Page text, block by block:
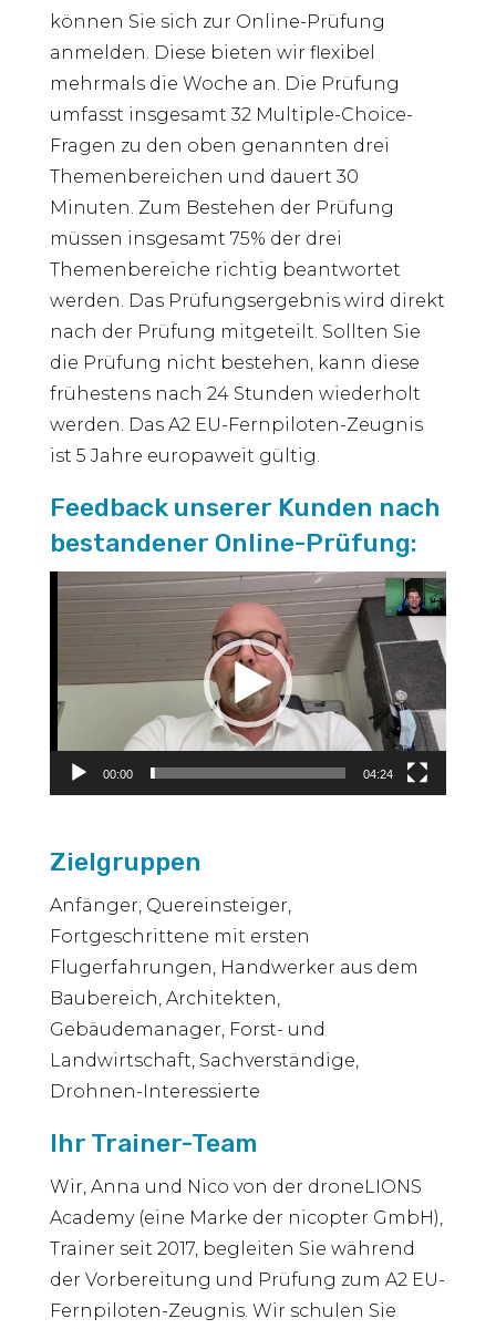
können Sie sich zur Online-Prüfung
anmelden. Diese bieten wir flexibel
mehrmals die Woche an. Die Prüfung
umfasst insgesamt 32 Multiple-Choice-
Fragen zu den oben genannten drei
Themenbereichen und dauert 30
Minuten. Zum Bestehen der Prüfung
müssen insgesamt 75% der drei
Themenbereiche richtig beantwortet
werden. Das Prüfungsergebnis wird direkt
nach der Prüfung mitgeteilt. Sollten Sie
die Prüfung nicht bestehen, kann diese
frühestens nach 24 Stunden wiederholt
werden. Das A2 EU-Fernpiloten-Zeugnis
ist 5 Jahre europaweit gültig.
Feedback unserer Kunden nach
bestandener Online-Prüfung:
Video-
Player
00:00 04:24
Zielgruppen
Anfänger, Quereinsteiger,
Fortgeschrittene mit ersten
Flugerfahrungen, Handwerker aus dem
Baubereich, Architekten,
Gebäudemanager, Forst- und
Landwirtschaft, Sachverständige,
Drohnen-Interessierte
Ihr Trainer-Team
Wir, Anna und Nico von der droneLIONS
Academy (eine Marke der nicopter GmbH),
Trainer seit 2017, begleiten Sie während
der Vorbereitung und Prüfung zum A2 EU-
Fernpiloten-Zeugnis. Wir schulen Sie